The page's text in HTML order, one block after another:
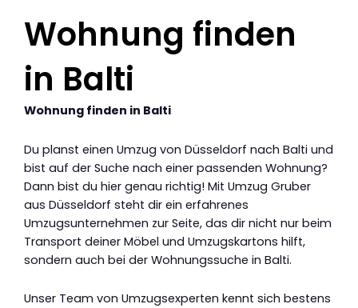
Wohnung finden
in Balti
Wohnung finden in Balti
Du planst einen Umzug von Düsseldorf nach Balti und
bist auf der Suche nach einer passenden Wohnung?
Dann bist du hier genau richtig! Mit Umzug Gruber
aus Düsseldorf steht dir ein erfahrenes
Umzugsunternehmen zur Seite, das dir nicht nur beim
Transport deiner Möbel und Umzugskartons hilft,
sondern auch bei der Wohnungssuche in Balti.
Unser Team von Umzugsexperten kennt sich bestens